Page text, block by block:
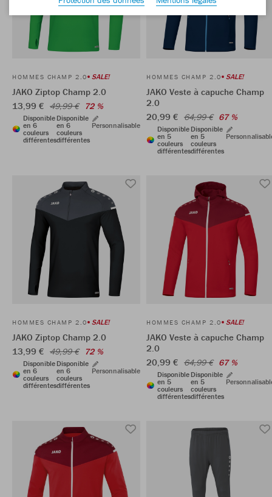
HOMMES CHAMP 2.0 SALE!
JAKO Ziptop Champ 2.0
13,99 € 49,99 € 72 %
Disponible
en 6
couleurs
différentes
Disponible
en 6
couleurs
différentes
Personnalisable
HOMMES CHAMP 2.0 SALE!
JAKO Veste à capuche Champ
2.0
20,99 € 64,99 € 67 %
Disponible
en 5
couleurs
différentes
Disponible
en 5
couleurs
différentes
HOMMES CHAMP 2.0 SALE!
JAKO Ziptop Champ 2.0
13,99 € 49,99 € 72 %
Disponible
en 6
couleurs
différentes
Disponible
en 6
couleurs
différentes
Personnalisable
HOMMES CHAMP 2.0 SALE!
JAKO Veste à capuche Champ
2.0
20,99 € 64,99 € 67 %
Disponible
en 5
couleurs
différentes
Disponible
en 5
couleurs
différentes